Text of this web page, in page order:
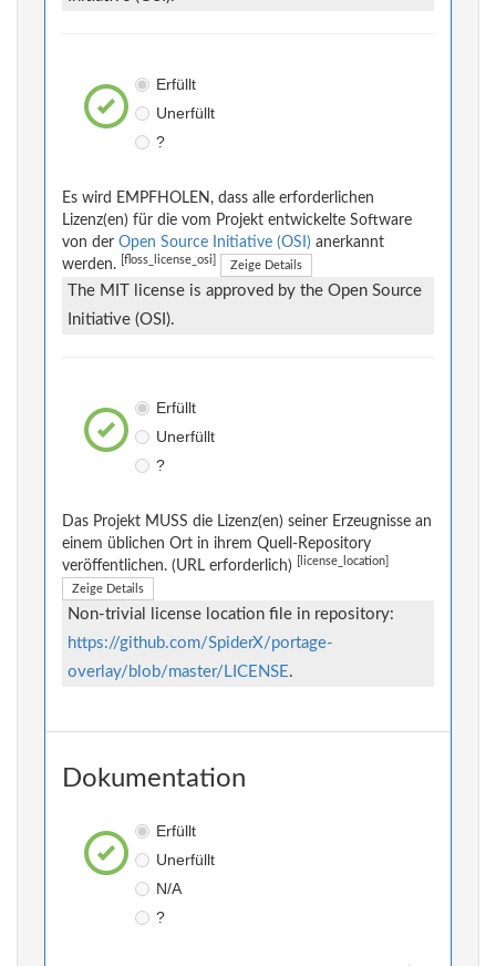
Erfüllt
Unerfüllt
?
Es wird EMPFHOLEN, dass alle erforderlichen
Lizenz(en) für die vom Projekt entwickelte Software
von der Open Source Initiative (OSI) anerkannt
werden.
[floss_license_osi] Zeige Details
The MIT license is approved by the Open Source
Initiative (OSI).
Erfüllt
Unerfüllt
?
Das Projekt MUSS die Lizenz(en) seiner Erzeugnisse an
einem üblichen Ort in ihrem Quell-Repository
veröffentlichen. (URL erforderlich)
[license_location]
Zeige Details
Non-trivial license location file in repository:
https://github.com/SpiderX/portage-
overlay/blob/master/LICENSE.
Dokumentation
Erfüllt
Unerfüllt
N/A
?